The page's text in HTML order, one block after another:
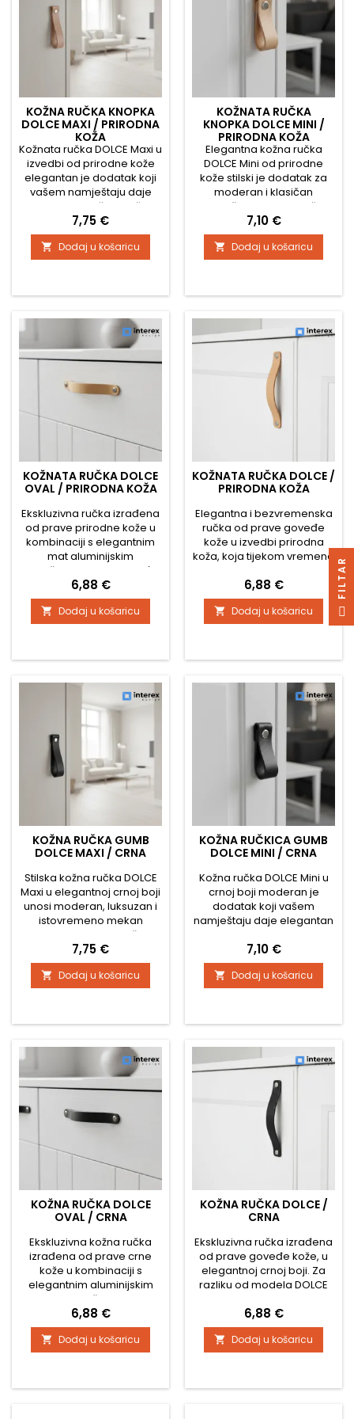
KOŽNA RUČKA KNOPKA
DOLCE MAXI / PRIRODNA
KOŽA
Kožnata ručka DOLCE Maxi u
izvedbi od prirodne kože
elegantan je dodatak koji
vašem namještaju daje
topao, autentičan i ručno
izrađen karakter.
Zahvaljujući većoj duljini,
istaknuto dolazi do izražaja
i idealna je ponajprije za
dizajnerske komade
prirodne kože s vremenom
postaje još ljepša i stvara...
Cijena
7,75 €
 Dodaj u košaricu
KOŽNATA RUČKA
KNOPKA DOLCE MINI /
PRIRODNA KOŽA
Elegantna kožna ručka
DOLCE Mini od prirodne
kože stilski je dodatak za
moderan i klasičan
namještaj. Mekana kožna
traka djeluje minimalistički,
ugodna je na dodir i stvara
prirodan, topao naglasak u
interijeru. Zahvaljujući svom
vrata ili manji namještaj.
Širina: 20 mm Visina
(ukupna duljina...
Cijena
7,10 €
 Dodaj u košaricu
KOŽNATA RUČKA DOLCE
OVAL / PRIRODNA KOŽA
Ekskluzivna ručka izrađena
od prave prirodne kože u
kombinaciji s elegantnim
mat aluminijskim
završetkom. Zahvaljujući
ručnoj izradi djeluje
luksuzno i moderno te daje
namještaju jedinstven
karakter. Koža je ugodna
stječe prirodnu patinu koja
estetsku vrijednost.
Tehničke karakteristike:
Materijal: prava...
Cijena
6,88 €
 Dodaj u košaricu
KOŽNATA RUČKA DOLCE /
PRIRODNA KOŽA
Elegantna i bezvremenska
ručka od prave goveđe
kože u izvedbi prirodna
koža, koja tijekom vremena
Kao i svi modeli iz linije
DOLCE, i ova verzija ima
ravne krajeve (za razliku od
modela DOLCE OVAL) te
moderan dojam. Prikladna
rustikalne i moderne
interijere, a zahvaljujući
Cijena
6,88 €
 Dodaj u košaricu
KOŽNA RUČKA GUMB
DOLCE MAXI / CRNA
Stilska kožna ručka DOLCE
Maxi u elegantnoj crnoj boji
unosi moderan, luksuzan i
istovremeno mekan
prirodni naglasak vašem
namještaju. Zahvaljujući
većoj dužini, djeluje
upadljivije od Mini verzije i
prikladna je za ormare,
gdje želite postići
karakteristike: Širina: 20 mm
Visina (ukupna duljina...
Cijena
7,75 €
 Dodaj u košaricu
KOŽNA RUČKICA GUMB
DOLCE MINI / CRNA
Kožna ručka DOLCE Mini u
crnoj boji moderan je
dodatak koji vašem
namještaju daje elegantan
Mekana, fleksibilna kožna
traka djeluje minimalistički,
a pritom vrlo stylish –
idealna za komode,
specifikacije: Širina: 20 mm
ručke): 65 mm Materijal:
prava koža – crna Montaža:
Cijena
7,10 €
 Dodaj u košaricu
KOŽNA RUČKA DOLCE
OVAL / CRNA
Ekskluzivna kožna ručka
izrađena od prave crne
kože u kombinaciji s
elegantnim aluminijskim
mat završetkom.
Zahvaljujući svom
modernom obliku i
kvalitetnoj ručnoj izradi
daje namještaju premium
bezvremenski, luksuzno te
Cijena
6,88 €
 Dodaj u košaricu
KOŽNA RUČKA DOLCE /
CRNA
Ekskluzivna ručka izrađena
od prave goveđe kože, u
elegantnoj crnoj boji. Za
razliku od modela DOLCE
krajeve, što joj daje
moderniji i čišći izgled.
Zahvaljujući svojoj
fleksibilnosti, vrlo je
kao klasična ručka ili kao
Cijena
6,88 €
 Dodaj u košaricu
R